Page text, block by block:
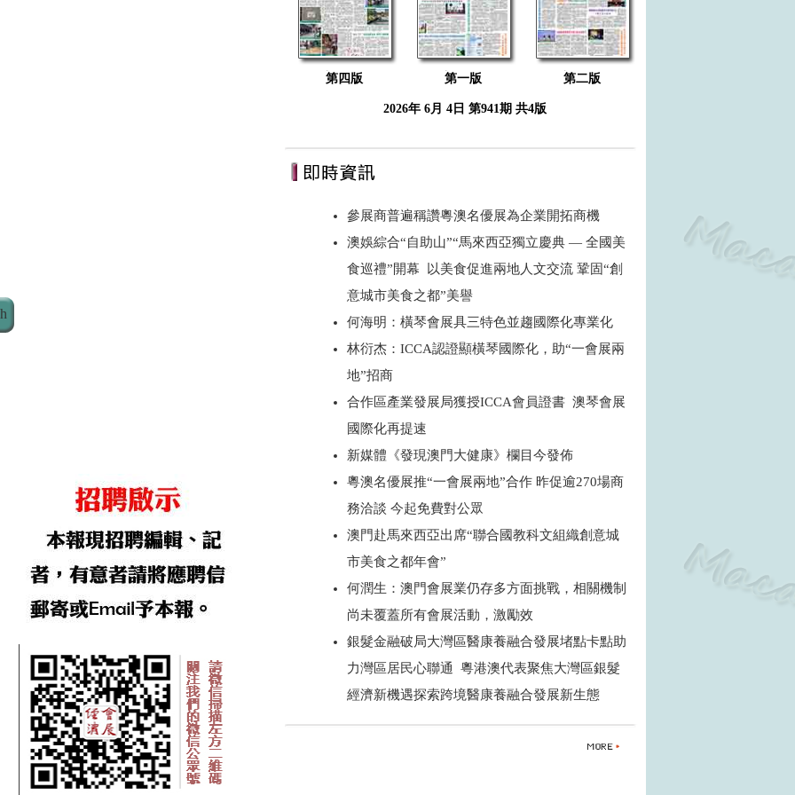
第四版 第一版 第二版
2026年 6月 4日 第941期 共4版
參展商普遍稱讚粵澳名優展為企業開拓商機
澳娛綜合“自助山”“馬來西亞獨立慶典 — 全國美
食巡禮”開幕 以美食促進兩地人文交流 鞏固“創
意城市美食之都”美譽
何海明：橫琴會展具三特色並趨國際化專業化
林衍杰：ICCA認證顯橫琴國際化，助“一會展兩
地”招商
合作區產業發展局獲授ICCA會員證書 澳琴會展
國際化再提速
新媒體《發現澳門大健康》欄目今發佈
粵澳名優展推“一會展兩地”合作 昨促逾270場商
務洽談 今起免費對公眾
澳門赴馬來西亞出席“聯合國教科文組織創意城
市美食之都年會”
何潤生：澳門會展業仍存多方面挑戰，相關機制
尚未覆蓋所有會展活動，激勵效
銀髮金融破局大灣區醫康養融合發展堵點卡點助
力灣區居民心聯通 粵港澳代表聚焦大灣區銀髮
經濟新機遇探索跨境醫康養融合發展新生態